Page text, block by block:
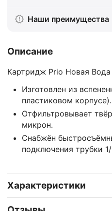
Наши преимущества
Описание
Картридж Prio Новая
Изготовлен из
пластиковом корпусе).
Отфильтровывает
микрон.
Снабжён
подключения трубки
Характеристики